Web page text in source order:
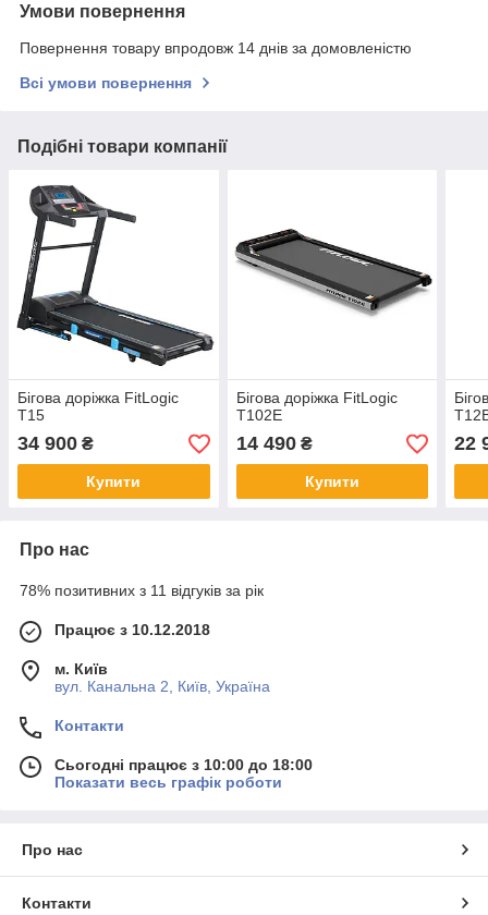
Умови повернення
Повернення товару впродовж 14 днів за домовленістю
Всі умови повернення
Подібні товари компанії
Бігова доріжка FitLogic
T15
34 900 ₴
Купити
Бігова доріжка FitLogic
T102E
14 490₴
Купити
22
Про нас
78% позитивних з 11 відгуків за рік
Працює з 10.12.2018
м. Київ
вул. Канальна 2, Київ, Україна
Контакти
Сьогодні працює з 10:00 до 18:00
Показати весь графік роботи
Про нас
Контакти